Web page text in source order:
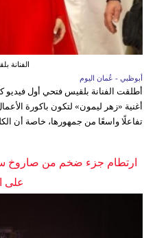
الفنانة
أبوظبي - عُمان اليوم
أطلقت الفنانة بلقيس فتحي أول فيديو
أغنية «زهر ليمون» لتكون باكورة
تفاعلًا واسعًا من جمهورها، خاصة أن
ارتطام جزء ضخم من صاروخ
على